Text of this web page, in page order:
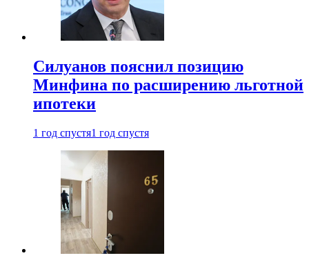
Силуанов пояснил позицию
Минфина по расширению льготной
ипотеки
1 год спустя1 год спустя